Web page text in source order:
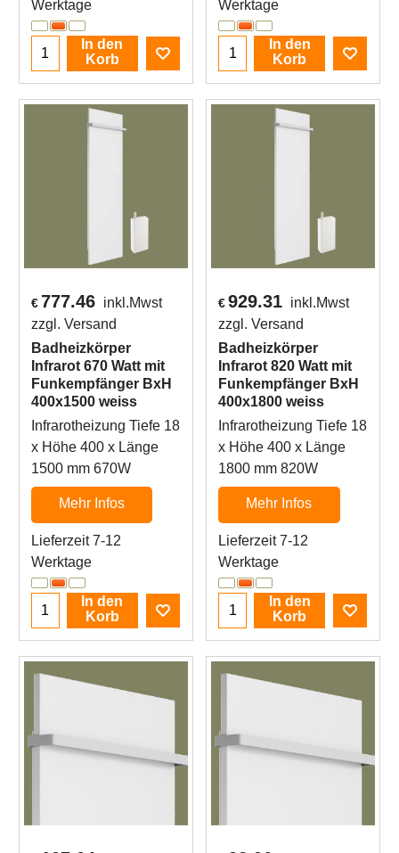
Werktage
In den
Korb
Werktage
In den
Korb
€777.46 inkl.Mwst
zzgl. Versand
Badheizkörper
Infrarot 670 Watt mit
Funkempfänger BxH
400x1500 weiss
Infrarotheizung Tiefe 18
x Höhe 400 x Länge
1500 mm 670W
Mehr Infos
Lieferzeit 7-12
Werktage
In den
Korb
€929.31 inkl.Mwst
zzgl. Versand
Badheizkörper
Infrarot 820 Watt mit
Funkempfänger BxH
400x1800 weiss
Infrarotheizung Tiefe 18
x Höhe 400 x Länge
1800 mm 820W
Mehr Infos
Lieferzeit 7-12
Werktage
In den
Korb